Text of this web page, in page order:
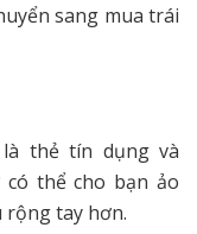
sang mua trái
thẻ tín dụng và
thể cho bạn ảo
tay hơn.